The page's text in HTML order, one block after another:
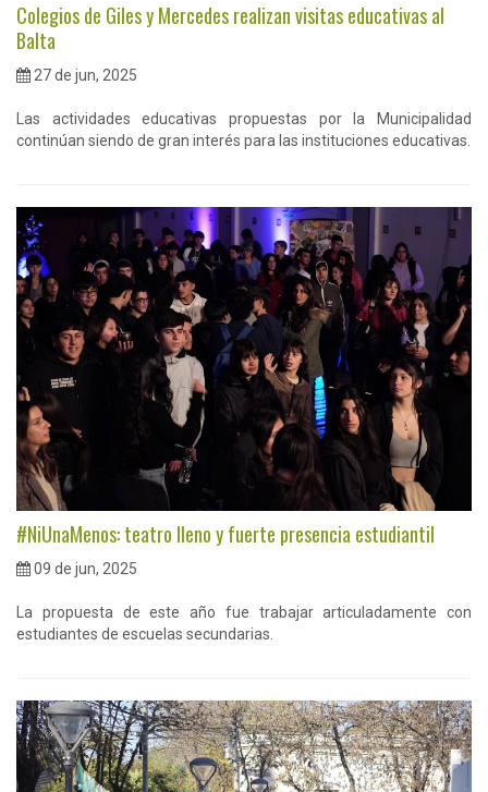
Colegios de Giles y Mercedes realizan visitas educativas al
Balta
27 de jun, 2025
Las actividades educativas propuestas por la Municipalidad
continúan siendo de gran interés para las instituciones educativas.
#NiUnaMenos: teatro lleno y fuerte presencia estudiantil
09 de jun, 2025
La propuesta de este año fue trabajar articuladamente con
estudiantes de escuelas secundarias.